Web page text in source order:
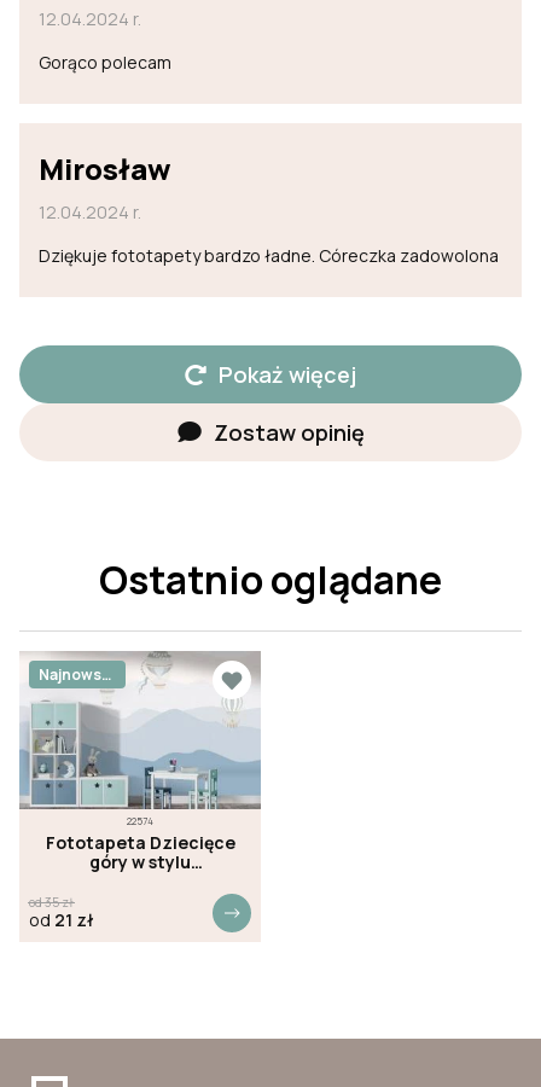
12.04.2024 r.
Gorąco polecam
Mirosław
12.04.2024 r.
Dziękuje fototapety bardzo ładne. Córeczka zadowolona
Pokaż więcej
Zostaw opinię
Ostatnio oglądane
22574
Fototapeta Dziecięce
góry w stylu
Najnowsz
e
od35zł
od 21 zł